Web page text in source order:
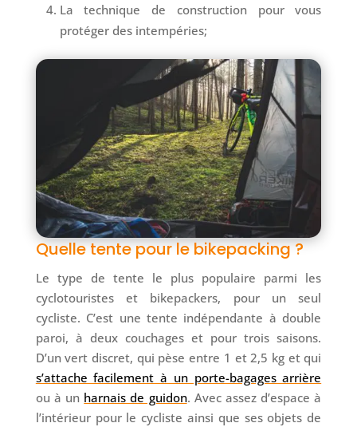
La technique de construction pour vous
protéger des intempéries;
Quelle tente pour le bikepacking ?
Le type de tente le plus populaire parmi les
cyclotouristes et bikepackers, pour un seul
cycliste. C’est une tente indépendante à double
paroi, à deux couchages et pour trois saisons.
D’un vert discret, qui pèse entre 1 et 2,5 kg et qui
s’attache facilement à un porte-bagages arrière
ou à un harnais de guidon. Avec assez d’espace à
l’intérieur pour le cycliste ainsi que ses objets de